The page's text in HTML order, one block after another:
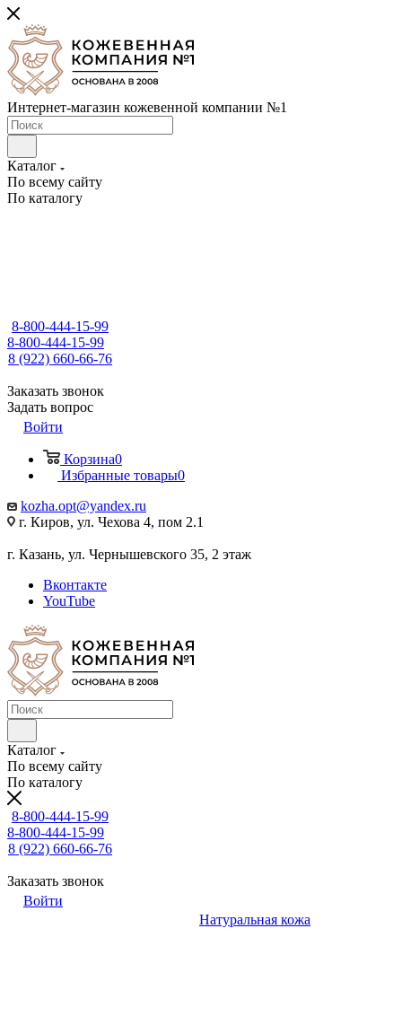
Интернет-магазин кожевенной компании №1
Каталог
По всему сайту
По каталогу
8-800-444-15-99
8-800-444-15-99
8 (922) 660-66-76
Заказать звонок
Задать вопрос
Войти
Корзина0
Избранные товары0
kozha.opt@yandex.ru
г. Киров, ул. Чехова 4, пом 2.1
г. Казань, ул. Чернышевского 35, 2 этаж
Вконтакте
YouTube
Каталог
По всему сайту
По каталогу
8-800-444-15-99
8-800-444-15-99
8 (922) 660-66-76
Заказать звонок
Войти
Натуральная кожа